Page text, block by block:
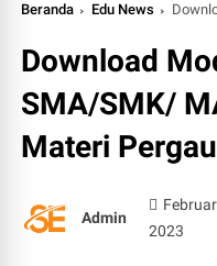
Beranda Edu News Download
Download
SMA/SMK/
Materi
Admin
2023